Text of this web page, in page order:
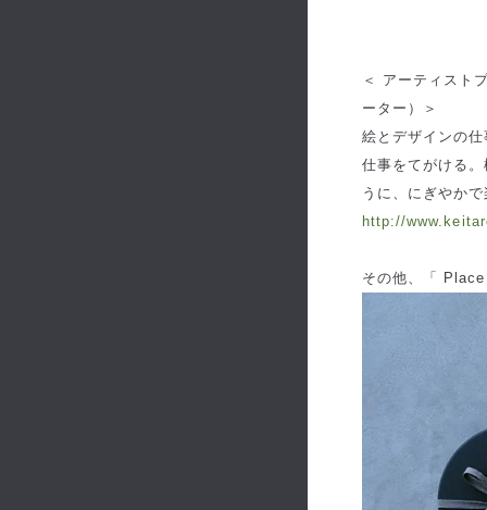
＜ アーティスト
ーター）＞
絵とデザインの
仕事をてがける
うに、にぎやか
http://
その他、「